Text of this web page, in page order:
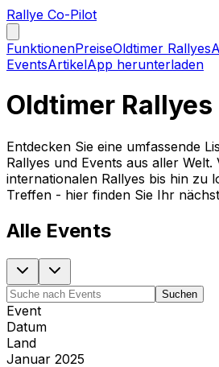
Rallye Co-Pilot
FunktionenPreiseOldtimer Rallyes
EventsArtikelApp herunterladen
Oldtimer
Entdecken Sie eine umfassende
Rallyes und Events aus aller
internationalen Rallyes bis hin zu
Treffen - hier finden Sie Ihr
Alle Events
Suchen
Event
Datum
Land
Januar 2025